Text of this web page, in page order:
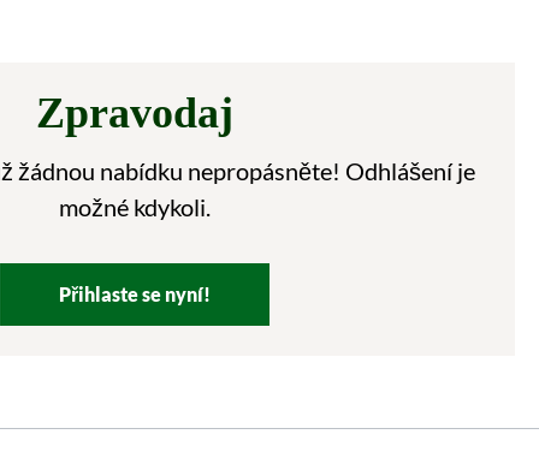
Zpravodaj
žádnou nabídku nepropásněte! Odhlášení je
možné kdykoli.
Přihlaste se nyní!